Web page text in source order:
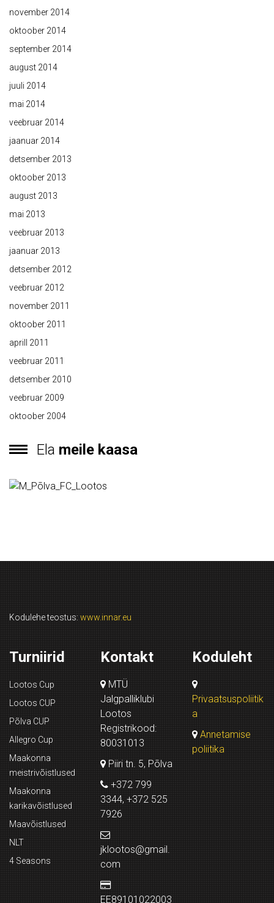
november 2014
oktoober 2014
september 2014
august 2014
juuli 2014
mai 2014
veebruar 2014
jaanuar 2014
detsember 2013
oktoober 2013
august 2013
mai 2013
veebruar 2013
jaanuar 2013
detsember 2012
veebruar 2012
november 2011
oktoober 2011
aprill 2011
veebruar 2011
detsember 2010
veebruar 2009
oktoober 2004
Ela meile kaasa
Kodulehe teostus: www.innar.eu
Turniirid
Lootos Cup
Lootos CUP
Põlva CUP
Allegro Cup
Maakonna
meistrivõistlused
Maakonna
karikavõistlused
Maavõistlused
NLT
4 Seasons
Kontakt
MTÜ
Jalgpalliklubi
Lootos
Registrikood:
80031013
Piiri tn. 5, Põlva
+372 799
3344, +372 525
7926
jklootos@gmail.
com
EE89101022003
Koduleht
Privaatsuspoliitik
a
Annetamise
poliitika